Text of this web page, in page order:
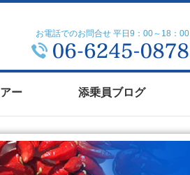
お電話でのお問合せ 平日9：00～18：00
ー 添乗員ブログ